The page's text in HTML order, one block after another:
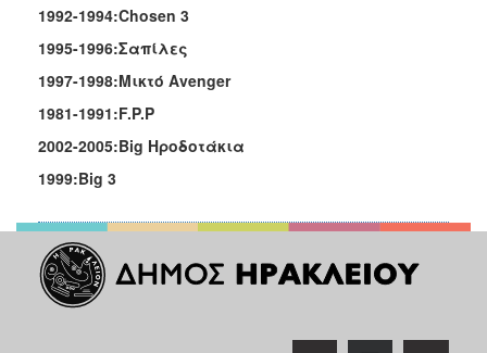
1992-1994:Chosen 3
1995-1996:Σαπίλες
1997-1998:Mικτό Avenger
1981-1991:F.P.P
2002-2005:Big Ηροδοτάκια
1999:Big 3